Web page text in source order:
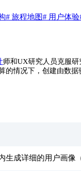
# 旅程地图# 用户体验
师和UX研究人员克服
情况下，创建由数据
成详细的用户画像